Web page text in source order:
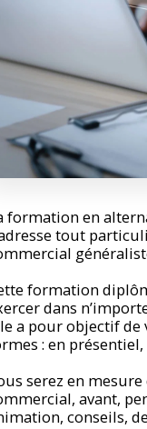
formation en
tout
formation
dans
a pour objectif
: en
serez en
avant,
conseils,